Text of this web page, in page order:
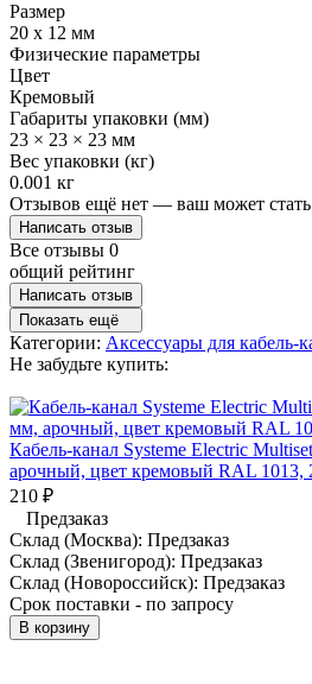
Размер
20 x 12 мм
Физические параметры
Цвет
Кремовый
Габариты упаковки (мм)
23 × 23 × 23 мм
Вес упаковки (кг)
0.001 кг
Отзывов ещё нет — ваш может
Написать отзыв
Все отзывы 0
общий рейтинг
Написать отзыв
Показать ещё
Категории: Аксессуары для кабель-
Не забудьте купить:
Кабель-канал Systeme Electric
арочный, цвет кремовый RAL 1013,
210 ₽
Предзаказ
Склад (Москва): Предзаказ
Склад (Звенигород): Предзаказ
Склад (Новороссийск): Предзаказ
Срок поставки - по запросу
В корзину